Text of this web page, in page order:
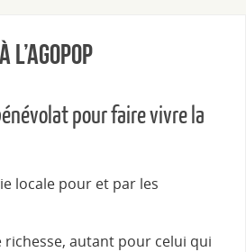
l’Agopop
pour faire vivre la
locale pour et par les
richesse, autant pour celui qui